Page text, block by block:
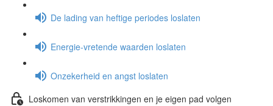
De lading van heftige periodes loslaten
Energie-vretende waarden loslaten
Onzekerheid en angst loslaten
Loskomen van verstrikkingen en je eigen pad volgen